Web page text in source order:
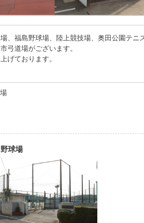
、福島野球場、陸上競技場、奥田公園テニ
弓道場がございます。
げております。
球場